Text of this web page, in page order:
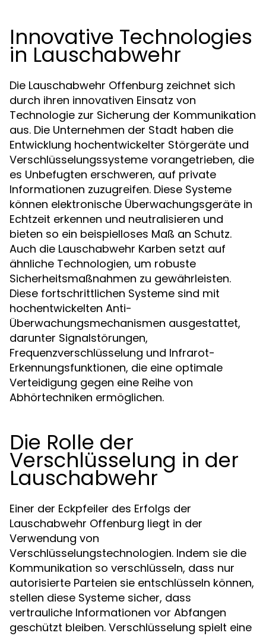
Innovative Technologies
in Lauschabwehr
Die Lauschabwehr Offenburg zeichnet sich
durch ihren innovativen Einsatz von
Technologie zur Sicherung der Kommunikation
aus. Die Unternehmen der Stadt haben die
Entwicklung hochentwickelter Störgeräte und
Verschlüsselungssysteme vorangetrieben, die
es Unbefugten erschweren, auf private
Informationen zuzugreifen. Diese Systeme
können elektronische Überwachungsgeräte in
Echtzeit erkennen und neutralisieren und
bieten so ein beispielloses Maß an Schutz.
Auch die Lauschabwehr Karben setzt auf
ähnliche Technologien, um robuste
Sicherheitsmaßnahmen zu gewährleisten.
Diese fortschrittlichen Systeme sind mit
hochentwickelten Anti-
Überwachungsmechanismen ausgestattet,
darunter Signalstörungen,
Frequenzverschlüsselung und Infrarot-
Erkennungsfunktionen, die eine optimale
Verteidigung gegen eine Reihe von
Abhörtechniken ermöglichen.
Die Rolle der
Verschlüsselung in der
Lauschabwehr
Einer der Eckpfeiler des Erfolgs der
Lauschabwehr Offenburg liegt in der
Verwendung von
Verschlüsselungstechnologien. Indem sie die
Kommunikation so verschlüsseln, dass nur
autorisierte Parteien sie entschlüsseln können,
stellen diese Systeme sicher, dass
vertrauliche Informationen vor Abfangen
geschützt bleiben. Verschlüsselung spielt eine